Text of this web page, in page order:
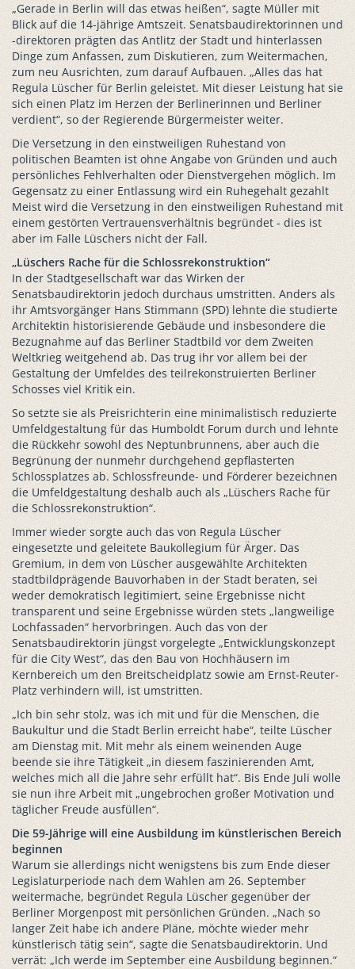
„Gerade in Berlin will das etwas heißen“, sagte Müller mit
Blick auf die 14-jährige Amtszeit. Senatsbaudirektorinnen und
-direktoren prägten das Antlitz der Stadt und hinterlassen
Dinge zum Anfassen, zum Diskutieren, zum Weitermachen,
zum neu Ausrichten, zum darauf Aufbauen. „Alles das hat
Regula Lüscher für Berlin geleistet. Mit dieser Leistung hat sie
sich einen Platz im Herzen der Berlinerinnen und Berliner
verdient“, so der Regierende Bürgermeister weiter.
Die Versetzung in den einstweiligen Ruhestand von
politischen Beamten ist ohne Angabe von Gründen und auch
persönliches Fehlverhalten oder Dienstvergehen möglich. Im
Gegensatz zu einer Entlassung wird ein Ruhegehalt gezahlt
Meist wird die Versetzung in den einstweiligen Ruhestand mit
einem gestörten Vertrauensverhältnis begründet - dies ist
aber im Falle Lüschers nicht der Fall.
„Lüschers Rache für die Schlossrekonstruktion“
In der Stadtgesellschaft war das Wirken der
Senatsbaudirektorin jedoch durchaus umstritten. Anders als
ihr Amtsvorgänger Hans Stimmann (SPD) lehnte die studierte
Architektin historisierende Gebäude und insbesondere die
Bezugnahme auf das Berliner Stadtbild vor dem Zweiten
Weltkrieg weitgehend ab. Das trug ihr vor allem bei der
Gestaltung der Umfeldes des teilrekonstruierten Berliner
Schosses viel Kritik ein.
So setzte sie als Preisrichterin eine minimalistisch reduzierte
Umfeldgestaltung für das Humboldt Forum durch und lehnte
die Rückkehr sowohl des Neptunbrunnens, aber auch die
Begrünung der nunmehr durchgehend gepflasterten
Schlossplatzes ab. Schlossfreunde- und Förderer bezeichnen
die Umfeldgestaltung deshalb auch als „Lüschers Rache für
die Schlossrekonstruktion“.
Immer wieder sorgte auch das von Regula Lüscher
eingesetzte und geleitete Baukollegium für Ärger. Das
Gremium, in dem von Lüscher ausgewählte Architekten
stadtbildprägende Bauvorhaben in der Stadt beraten, sei
weder demokratisch legitimiert, seine Ergebnisse nicht
transparent und seine Ergebnisse würden stets „langweilige
Lochfassaden“ hervorbringen. Auch das von der
Senatsbaudirektorin jüngst vorgelegte „Entwicklungskonzept
für die City West“, das den Bau von Hochhäusern im
Kernbereich um den Breitscheidplatz sowie am Ernst-Reuter-
Platz verhindern will, ist umstritten.
„Ich bin sehr stolz, was ich mit und für die Menschen, die
Baukultur und die Stadt Berlin erreicht habe“, teilte Lüscher
am Dienstag mit. Mit mehr als einem weinenden Auge
beende sie ihre Tätigkeit „in diesem faszinierenden Amt,
welches mich all die Jahre sehr erfüllt hat“. Bis Ende Juli wolle
sie nun ihre Arbeit mit „ungebrochen großer Motivation und
täglicher Freude ausfüllen“.
Die 59-Jährige will eine Ausbildung im künstlerischen Bereich
beginnen
Warum sie allerdings nicht wenigstens bis zum Ende dieser
Legislaturperiode nach dem Wahlen am 26. September
weitermache, begründet Regula Lüscher gegenüber der
Berliner Morgenpost mit persönlichen Gründen. „Nach so
langer Zeit habe ich andere Pläne, möchte wieder mehr
künstlerisch tätig sein“, sagte die Senatsbaudirektorin. Und
verrät: „Ich werde im September eine Ausbildung beginnen.“